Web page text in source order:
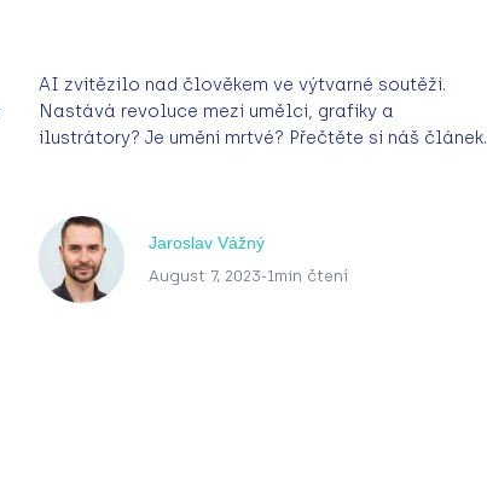
AI zvítězilo nad člověkem ve výtvarné soutěži.
Nastává revoluce mezi umělci, grafiky a
ilustrátory? Je umění mrtvé? Přečtěte si náš článek.
Jaroslav Vážný
August 7, 2023-1 min čtení